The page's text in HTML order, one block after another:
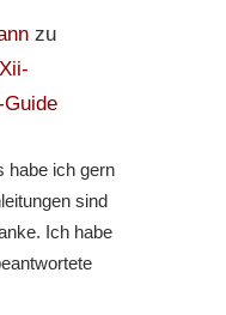
zu
Guide
habe ich gern
sind
Ich habe